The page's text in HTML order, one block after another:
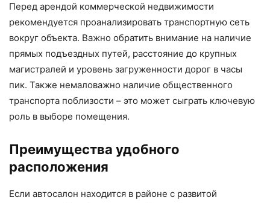
Перед арендой коммерческой недвижимости
рекомендуется проанализировать транспортную сеть
вокруг объекта. Важно обратить внимание на наличие
прямых подъездных путей, расстояние до крупных
магистралей и уровень загруженности дорог в часы
пик. Также немаловажно наличие общественного
транспорта поблизости – это может сыграть ключевую
роль в выборе помещения.
Преимущества удобного
расположения
Если автосалон находится в районе с развитой